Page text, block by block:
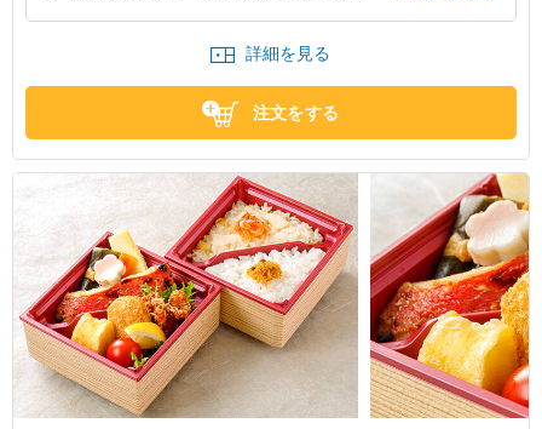
兵庫県神戸市中央区西町2025/05/01
詳細を見る
注文をする